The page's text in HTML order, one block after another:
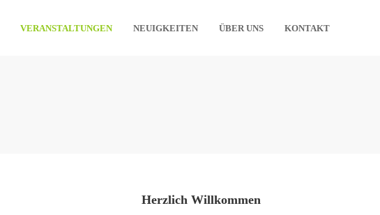
VERANSTALTUNGEN NEUIGKEITEN ÜBER UNS KONTAKT
Herzlich Willkommen